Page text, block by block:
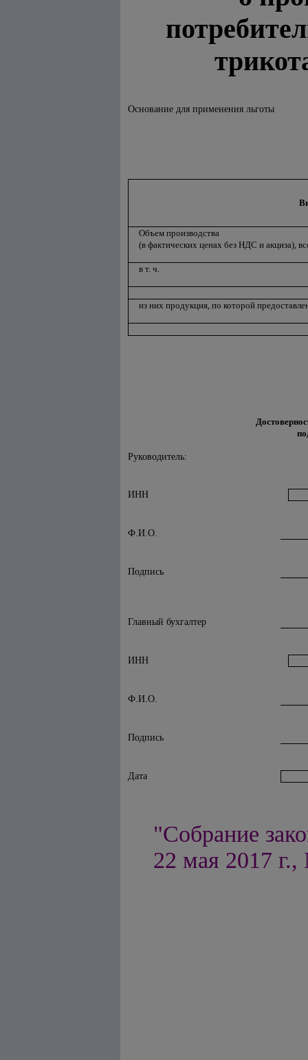
Основание для применения льготы
Объем производства
(в фактических ценах без НДС и акциза),
в т. ч.
из них продукция, по которой
Руководитель:
ИНН
Ф.И.О.
Подпись
Главный бухгалтер
ИНН
Ф.И.О.
Подпись
Дата
"Собрание
22 мая 2017 г.,